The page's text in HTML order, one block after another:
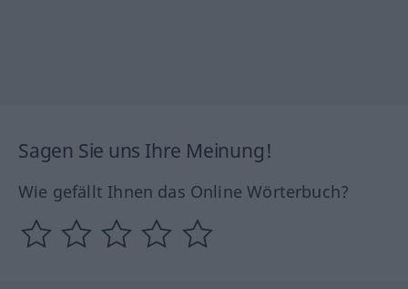
Sagen Sie uns Ihre Meinung!
Wie gefällt Ihnen das Online Wörterbuch?